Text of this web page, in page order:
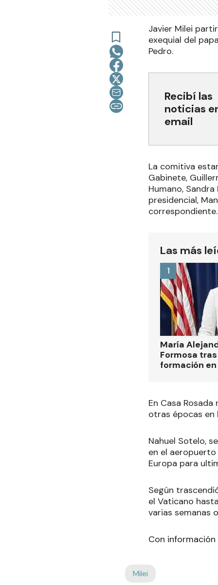
Javier Milei
exequial del
Pedro.
Recibí las
noticias
email
La comitiva
Gabinete,
Humano,
presidencial,
correspondiente.
Las más
María
Formosa
formación
1
En Casa
otras épocas en
Nahuel Sotelo,
en el
Europa para
Según
el Vaticano
varias semanas
Con información
Milei